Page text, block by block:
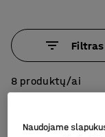
Filtras
8 produktų/ai
Naudojame